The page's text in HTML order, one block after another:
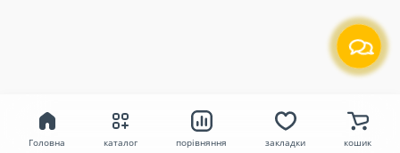
кошик
Головна каталог порівняння закладки